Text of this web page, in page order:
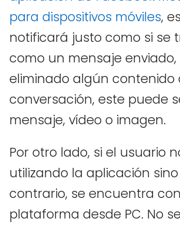
para dispositivos móviles,
notificará justo como si se
como un mensaje
eliminado algún contenido
conversación, este puede
mensaje, vídeo o imagen.
Por otro lado, si el usuario
utilizando la aplicación
contrario, se encuentra
plataforma desde PC. No